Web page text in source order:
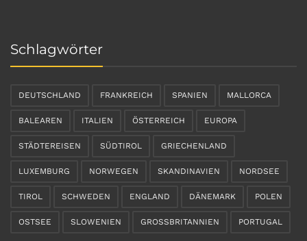
Schlagwörter
DEUTSCHLAND FRANKREICH SPANIEN MALLORCA
BALEAREN ITALIEN ÖSTERREICH EUROPA
STÄDTEREISEN SÜDTIROL GRIECHENLAND
LUXEMBURG NORWEGEN SKANDINAVIEN NORDSEE
TIROL SCHWEDEN ENGLAND DÄNEMARK POLEN
OSTSEE SLOWENIEN GROSSBRITANNIEN PORTUGAL